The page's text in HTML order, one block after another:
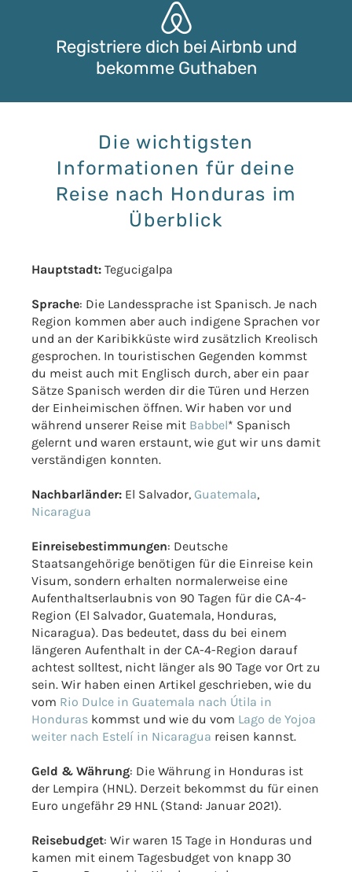
Registriere dich bei Airbnb und
bekomme Guthaben
Die wichtigsten
Informationen für deine
Reise nach Honduras im
Überblick
Hauptstadt: Tegucigalpa
Sprache: Die Landessprache ist Spanisch. Je nach
Region kommen aber auch indigene Sprachen vor
und an der Karibikküste wird zusätzlich Kreolisch
gesprochen. In touristischen Gegenden kommst
du meist auch mit Englisch durch, aber ein paar
Sätze Spanisch werden dir die Türen und Herzen
der Einheimischen öffnen. Wir haben vor und
während unserer Reise mit Babbel* Spanisch
gelernt und waren erstaunt, wie gut wir uns damit
verständigen konnten.
Nachbarländer: El Salvador, Guatemala,
Nicaragua
Einreisebestimmungen: Deutsche
Staatsangehörige benötigen für die Einreise kein
Visum, sondern erhalten normalerweise eine
Aufenthaltserlaubnis von 90 Tagen für die CA-4-
Region (El Salvador, Guatemala, Honduras,
Nicaragua). Das bedeutet, dass du bei einem
längeren Aufenthalt in der CA-4-Region darauf
achtest solltest, nicht länger als 90 Tage vor Ort zu
sein. Wir haben einen Artikel geschrieben, wie du
vom Rio Dulce in Guatemala nach Útila in
Honduras kommst und wie du vom Lago de Yojoa
weiter nach Estelí in Nicaragua reisen kannst.
Geld & Währung: Die Währung in Honduras ist
der Lempira (HNL). Derzeit bekommst du für einen
Euro ungefähr 29 HNL (Stand: Januar 2021).
Reisebudget: Wir waren 15 Tage in Honduras und
kamen mit einem Tagesbudget von knapp 30